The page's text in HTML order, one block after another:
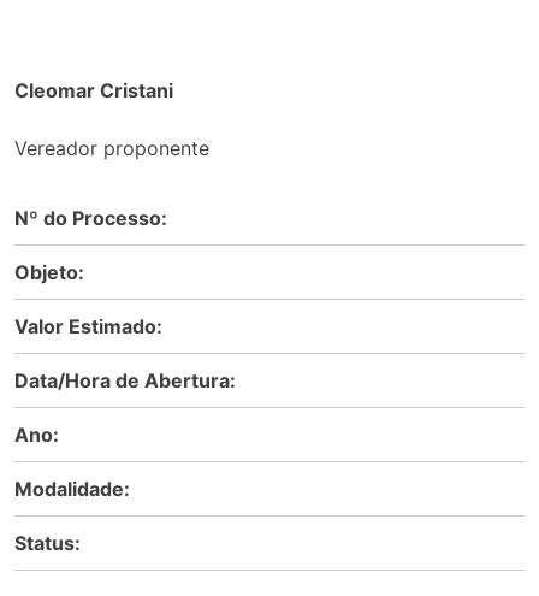
Cleomar Cristani
Vereador proponente
Nº do Processo:
Objeto:
Valor Estimado:
Data/Hora de Abertura:
Ano:
Modalidade:
Status: